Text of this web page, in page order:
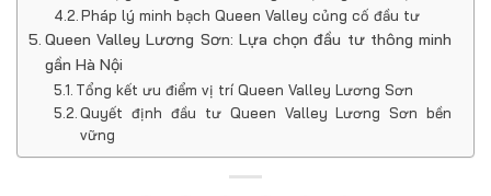
Pháp lý minh bạch Queen Valley củng cố đầu tư
Queen Valley Lương Sơn: Lựa chọn đầu tư thông minh
gần Hà Nội
Tổng kết ưu điểm vị trí Queen Valley Lương Sơn
Quyết định đầu tư Queen Valley Lương Sơn bền
vững